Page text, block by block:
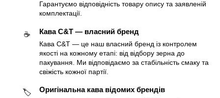
Гарантуємо відповідність товару опису та заявленій
комплектації.
☕️ Кава C&T — власний бренд
Кава C&T — це наш власний бренд із контролем
якості на кожному етапі: від відбору зерна до
пакування. Ми відповідаємо за стабільність смаку та
свіжість кожної партії.
🏷 Оригінальна кава відомих брендів